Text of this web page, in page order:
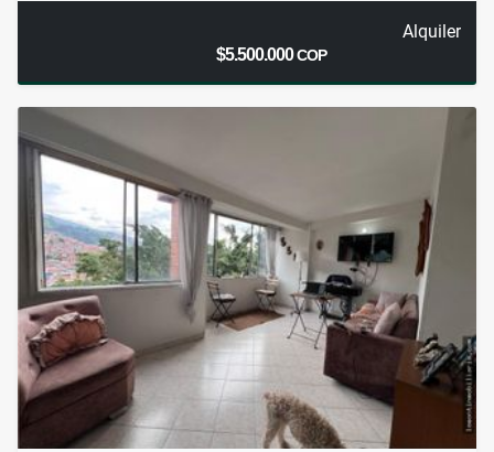
Alquiler
$5.500.000COP